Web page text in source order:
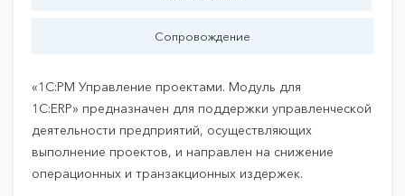
Сопровождение
«1C:PM Управление проектами. Модуль для
1С:ERP» предназначен для поддержки управленческой
деятельности предприятий, осуществляющих
выполнение проектов, и направлен на снижение
операционных и транзакционных издержек.